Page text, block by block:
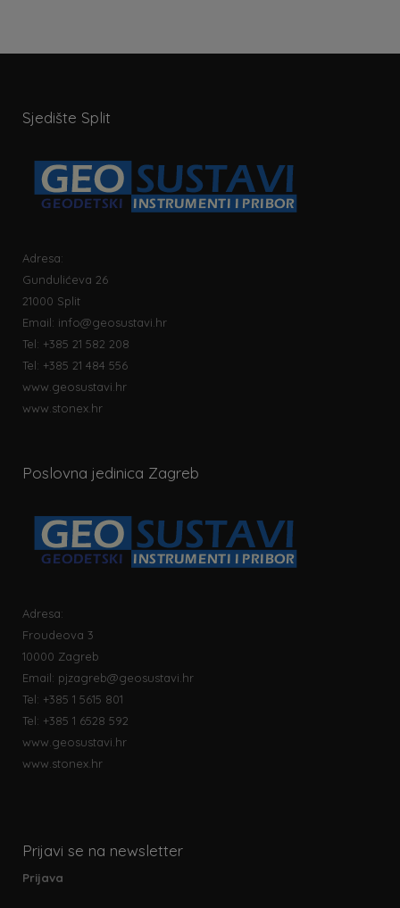
Sjedište Split
Adresa:
Gundulićeva 26
21000 Split
Email: info@geosustavi.hr
Tel: +385 21 582 208
Tel: +385 21 484 556
www.geosustavi.hr
www.stonex.hr
Poslovna jedinica Zagreb
Adresa:
Froudeova 3
10000 Zagreb
Email: pjzagreb@geosustavi.hr
Tel: +385 1 5615 801
Tel: +385 1 6528 592
www.geosustavi.hr
www.stonex.hr
Prijavi se na newsletter
Prijava